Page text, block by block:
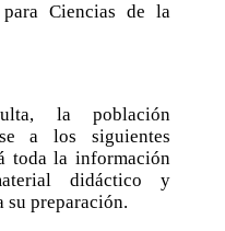
Ciencias de la
la población
a los siguientes
toda la información
didáctico y
su preparación.